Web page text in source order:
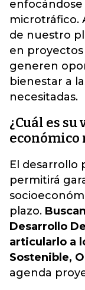
microtráfico.
de nuestro
en
generen
bienestar a
necesitadas.
¿Cuál es
económico
El desarrollo
permitirá
plazo.
Desarrollo
articularlo a
Sostenible,
agenda